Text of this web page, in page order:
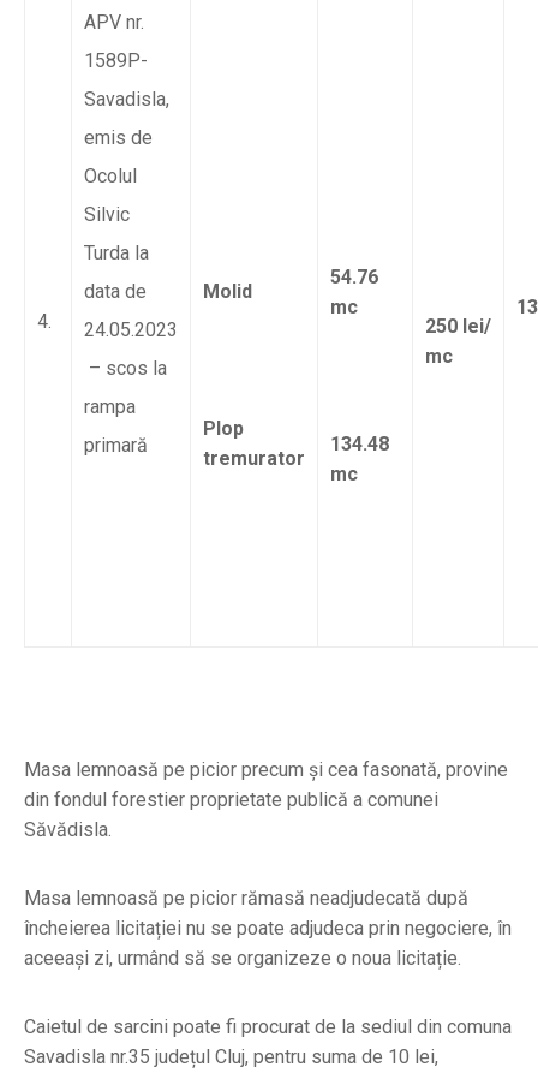
4.
APV nr.
1589P-
Savadisla,
emis de
Ocolul
Silvic
Turda la
data de
24.05.2023
– scos la
rampa
primară
Molid
Plop
tremurator
54.76
mc
134.48
mc
250 lei/
mc
Masa lemnoasă pe picior precum și cea fasonată, provine
din fondul forestier proprietate publică a comunei
Săvădisla.
Masa lemnoasă pe picior rămasă neadjudecată după
încheierea licitației nu se poate adjudeca prin negociere, în
aceeași zi, urmând să se organizeze o noua licitație.
Caietul de sarcini poate fi procurat de la sediul din comuna
Savadisla nr.35 județul Cluj, pentru suma de 10 lei,